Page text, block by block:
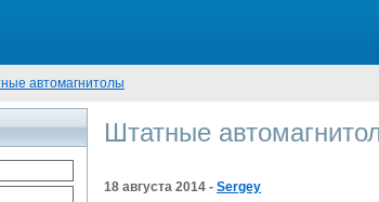
автомагнитолы
Штатные
18 августа 2014 - Sergey